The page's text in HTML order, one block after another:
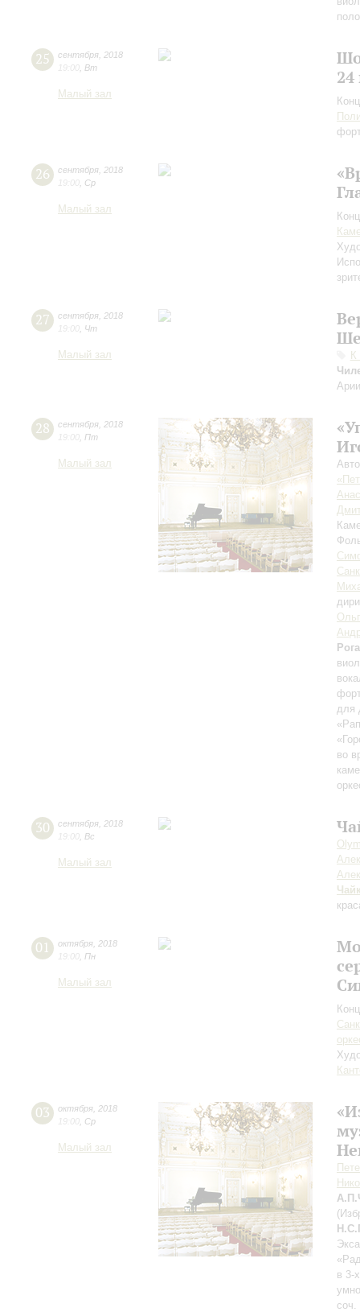
25 сентября 2018
19:00 Вт
Малый зал
26 сентября 2018
19:00 Ср
Малый зал
27 сентября 2018
19:00 Чт
Малый зал
28 сентября 2018
19:00 Пт
Малый зал
для
во
30 сентября 2018
19:00 Вс
Малый зал
01 октября 2018
19:00 Пн
Малый зал
03 октября 2018
19:00 Ср
Малый зал
в 3-